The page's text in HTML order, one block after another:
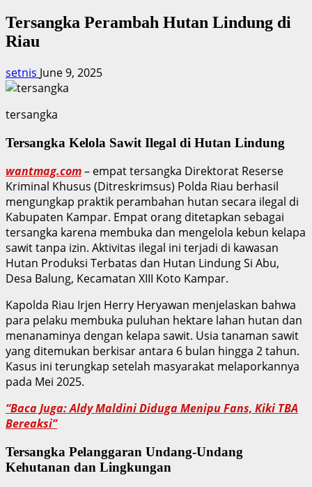
Tersangka Perambah Hutan Lindung di
Riau
setnis June 9, 2025
tersangka
Tersangka Kelola Sawit Ilegal di Hutan Lindung
wantmag.com– empat tersangka Direktorat Reserse
Kriminal Khusus (Ditreskrimsus) Polda Riau berhasil
mengungkap praktik perambahan hutan secara ilegal di
Kabupaten Kampar. Empat orang ditetapkan sebagai
tersangka karena membuka dan mengelola kebun kelapa
sawit tanpa izin. Aktivitas ilegal ini terjadi di kawasan
Hutan Produksi Terbatas dan Hutan Lindung Si Abu,
Desa Balung, Kecamatan XIII Koto Kampar.
Kapolda Riau Irjen Herry Heryawan menjelaskan bahwa
para pelaku membuka puluhan hektare lahan hutan dan
menanaminya dengan kelapa sawit. Usia tanaman sawit
yang ditemukan berkisar antara 6 bulan hingga 2 tahun.
Kasus ini terungkap setelah masyarakat melaporkannya
pada Mei 2025.
“Baca Juga: Aldy Maldini Diduga Menipu Fans, Kiki TBA
Bereaksi”
Tersangka Pelanggaran Undang-Undang
Kehutanan dan Lingkungan